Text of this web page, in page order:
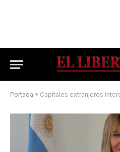
Portada » Capitales extranjeros